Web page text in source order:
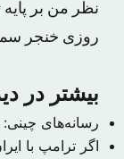
نظر من بر
روزی خنجر
بیشتر در
رسانه‌های
اگر ترامپ با